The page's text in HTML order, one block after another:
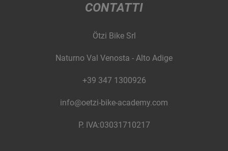
CONTATTI
Ötzi Bike Srl
Naturno Val Venosta - Alto Adige
+39 347 1300926
info@oetzi-bike-academy.com
P. IVA:03031710217